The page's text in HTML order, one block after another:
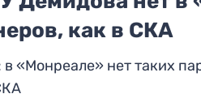
как в СКА
«Монреале» нет таких